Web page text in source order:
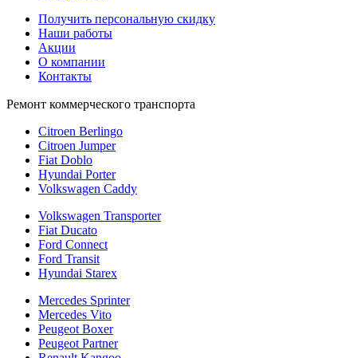
Получить персональную скидку
Наши работы
Акции
О компании
Контакты
Ремонт коммерческого транспорта
Citroen Berlingo
Citroen Jumper
Fiat Doblo
Hyundai Porter
Volkswagen Caddy
Volkswagen Transporter
Fiat Ducato
Ford Connect
Ford Transit
Hyundai Starex
Mercedes Sprinter
Mercedes Vito
Peugeot Boxer
Peugeot Partner